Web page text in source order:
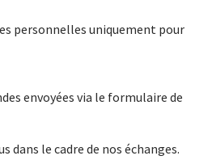
personnelles uniquement pour
envoyées via le formulaire de
dans le cadre de nos échanges.